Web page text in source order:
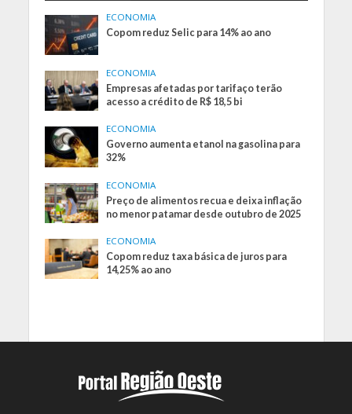
ECONOMIA
Copom reduz Selic para 14% ao ano
ECONOMIA
Empresas afetadas por tarifaço terão
acesso a crédito de R$ 18,5 bi
ECONOMIA
Governo aumenta etanol na gasolina para
32%
ECONOMIA
Preço de alimentos recua e deixa inflação
no menor patamar desde outubro de 2025
ECONOMIA
Copom reduz taxa básica de juros para
14,25% ao ano